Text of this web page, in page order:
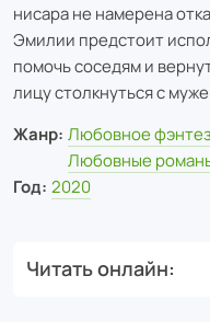
нисара не намерена
Эмилии предстоит
помочь соседям и
лицу столкнуться с
Жанр: Любовное
Любовные
Год: 2020
Читать онлайн